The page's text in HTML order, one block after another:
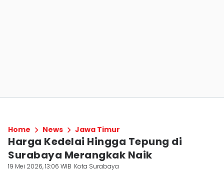
Home News Jawa Timur
Harga Kedelai Hingga Tepung di
Surabaya Merangkak Naik
19 Mei 2026, 13:06 WIB Kota Surabaya